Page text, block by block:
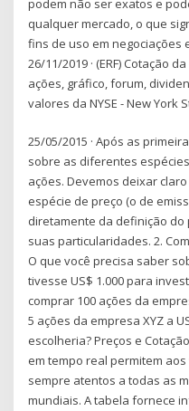
podem não ser exatos e
qualquer mercado, o que
fins de uso em negociações
26/11/2019 · (ERF) Cotação
ações, gráfico, forum,
valores da NYSE - New York
25/05/2015 · Após as
sobre as diferentes
ações. Devemos deixar
espécie de preço (o de
diretamente da definição do
suas particularidades. 2.
O que você precisa saber
tivesse US$ 1.000 para
comprar 100 ações da
5 ações da empresa XYZ a
escolheria? Preços e
em tempo real permitem
sempre atentos a todas as
mundiais. A tabela fornece